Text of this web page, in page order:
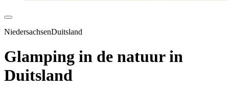
NiedersachsenDuitsland
Glamping in de natuur in
Duitsland